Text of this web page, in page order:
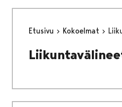
Etusivu Kokoelmat